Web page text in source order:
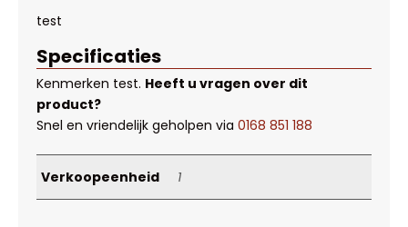
test
Specificaties
Kenmerken test. Heeft u vragen over dit
product?
Snel en vriendelijk geholpen via 0168 851 188
Verkoopeenheid 1